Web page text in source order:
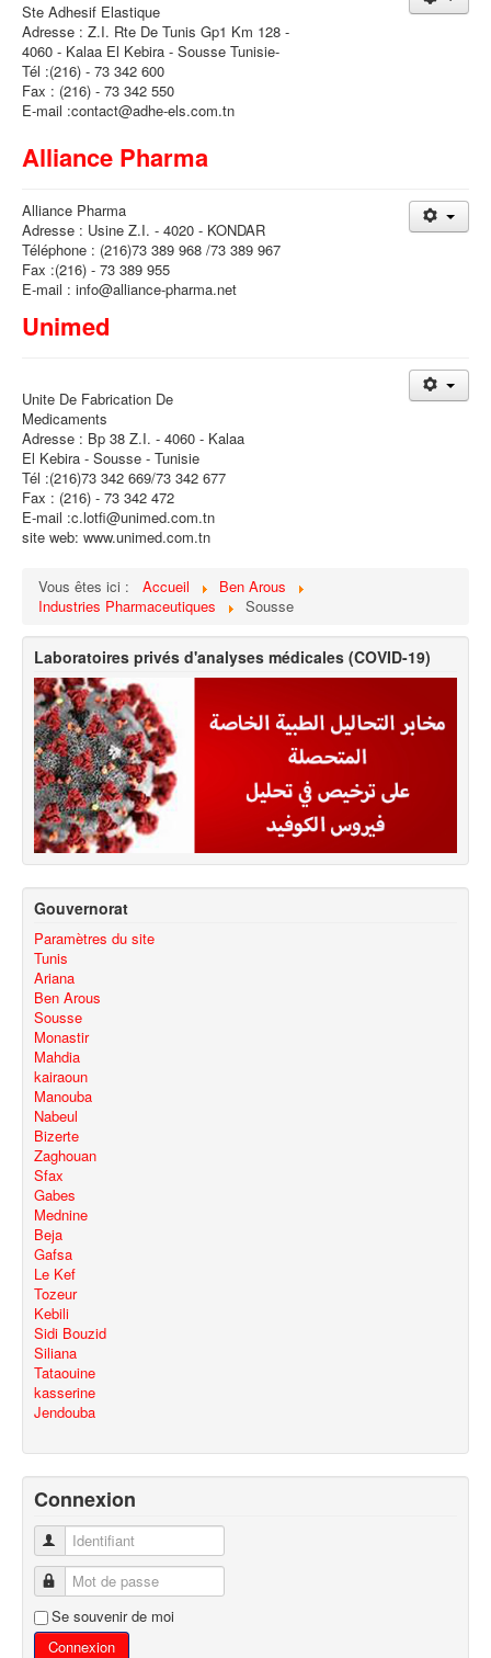
Ste Adhesif Elastique
Adresse : Z.I. Rte De Tunis Gp1 Km 128 -
4060 - Kalaa El Kebira - Sousse Tunisie-
Tél :(216) - 73 342 600
Fax : (216) - 73 342 550
E-mail :contact@adhe-els.com.tn
Alliance Pharma
Alliance Pharma
Adresse : Usine Z.I. - 4020 - KONDAR
Téléphone : (216)73 389 968 /73 389 967
Fax :(216) - 73 389 955
E-mail : info@alliance-pharma.net
Unimed
Unite De Fabrication De
Medicaments
Adresse : Bp 38 Z.I. - 4060 - Kalaa
El Kebira - Sousse - Tunisie
Tél :(216)73 342 669/73 342 677
Fax : (216) - 73 342 472
E-mail :c.lotfi@unimed.com.tn
site web: www.unimed.com.tn
Vous êtes ici : Accueil
Ben Arous
Industries Pharmaceutiques
Sousse
Laboratoires privés d'analyses médicales (COVID-19)
Gouvernorat
Paramètres du site
Tunis
Ariana
Ben Arous
Sousse
Monastir
Mahdia
kairaoun
Manouba
Nabeul
Bizerte
Zaghouan
Sfax
Gabes
Mednine
Beja
Gafsa
Le Kef
Tozeur
Kebili
Sidi Bouzid
Siliana
Tataouine
kasserine
Jendouba
Connexion
Identifiant
Mot de passe
Se souvenir de moi
Connexion